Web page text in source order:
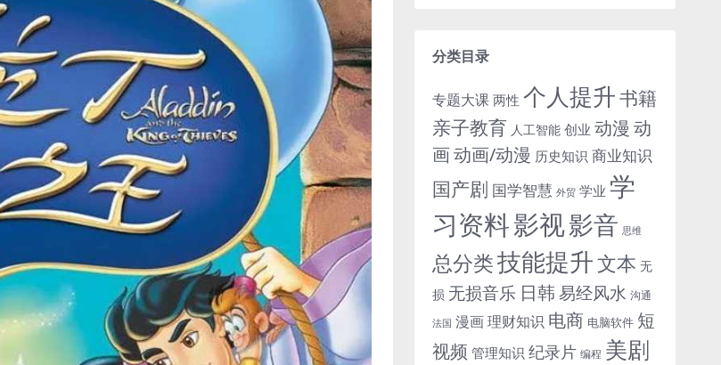
分类目录
专题大课 两性 个人提升书籍
亲子教育 人工智能 创业 动漫 动
画动画/动漫 历史知识 商业知识
国产剧 国学智慧 外贸 学业 学
习资料影视影音 思维
总分类技能提升文本 无
损 无损音乐 日韩 易经风水 沟通
法国 漫画理财知识 电商 电脑软件 短
视频 管理知识 纪录片 编程 美剧